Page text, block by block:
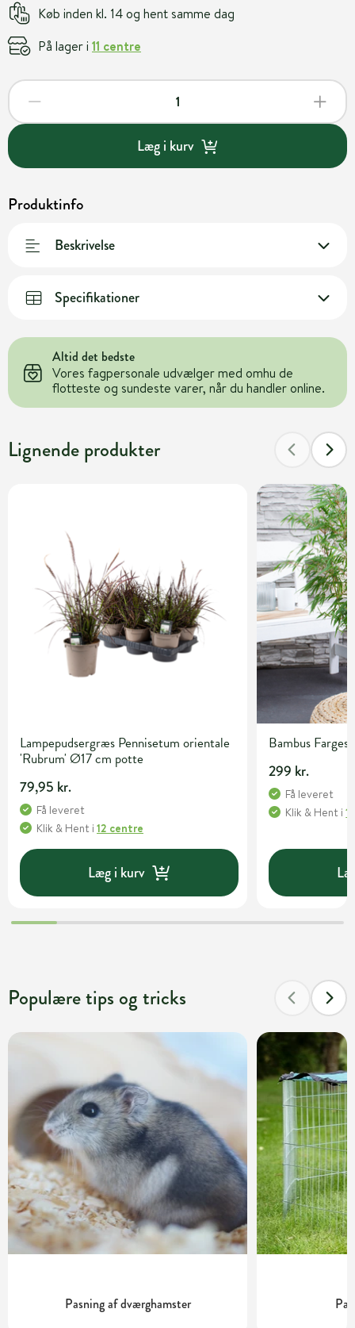
Køb inden kl. 14 og hent samme dag
På lager i 11 centre
Læg i kurv
Produktinfo
Beskrivelse
Specifikationer
Altid det bedste
Vores fagpersonale udvælger med omhu de
flotteste og sundeste varer, når du handler online.
Lignende produkter
Lampepudsergræs Pennisetum orientale
'Rubrum' Ø17 cm potte
79,95 kr.
Få leveret
Klik & Hent i 12 centre
Læg i kurv
Bambus
299 kr.
Få leveret
Klik & Hent i
Populære tips og tricks
Pasning af dværghamster